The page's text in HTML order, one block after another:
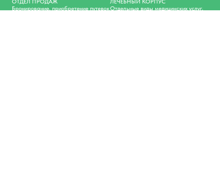
ОТДЕЛ ПРОДАЖ
Бронирование, приобретение путевок
ЛЕЧЕБНЫЙ КОРПУС
Отдельные виды медицинских услуг.